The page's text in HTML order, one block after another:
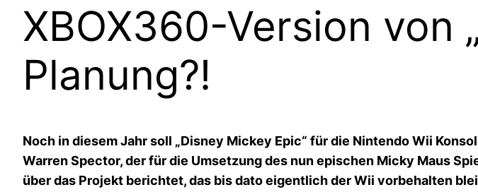
XBOX360-Version von
Planung?!
Noch in diesem Jahr soll „Disney Mickey Epic“ für die Nintendo Wii
Warren Spector, der für die Umsetzung des nun epischen Micky Maus
über das Projekt berichtet, das bis dato eigentlich der Wii vorbehalten